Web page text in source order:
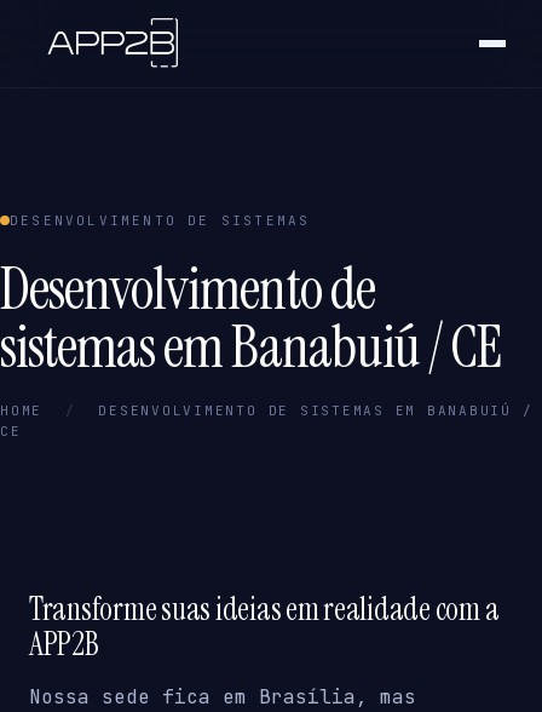
DESENVOLVIMENTO DE SISTEMAS
Desenvolvimento de
sistemas em Banabuiú / CE
HOME /
DESENVOLVIMENTO DE SISTEMAS EM BANABUIÚ /
CE
Transforme suas ideias em realidade com a
APP2B
Nossa sede fica em Brasília, mas